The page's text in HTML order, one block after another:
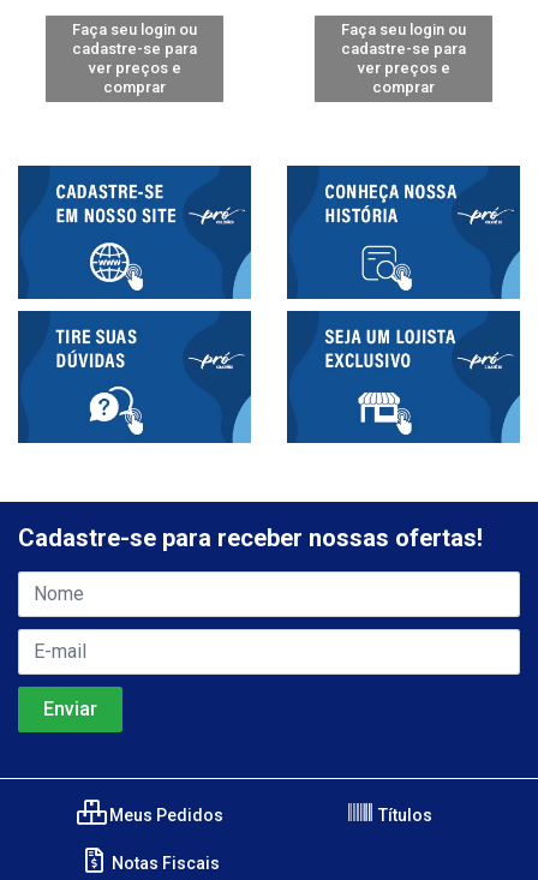
Faça seu login ou
cadastre-se para
ver preços e
comprar
Faça seu login ou
cadastre-se para
ver preços e
comprar
Cadastre-se para receber nossas ofertas!
Meus Pedidos Títulos
Notas Fiscais